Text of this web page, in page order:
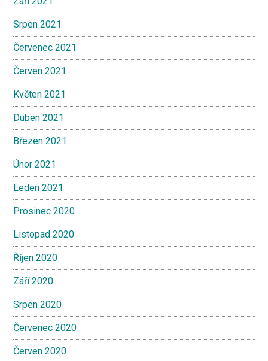
Srpen 2021
Červenec 2021
Červen 2021
Květen 2021
Duben 2021
Březen 2021
Únor 2021
Leden 2021
Prosinec 2020
Listopad 2020
Říjen 2020
Září 2020
Srpen 2020
Červenec 2020
Červen 2020